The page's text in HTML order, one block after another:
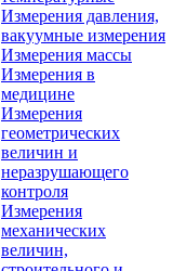
Измерения давления,
вакуумные измерения
Измерения массы
Измерения в
медицине
Измерения
геометрических
величин и
неразрушающего
контроля
Измерения
механических
величин,